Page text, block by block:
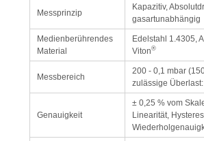
Messprinzip
Kapazitiv,
gasartunabhängig
Medienberührendes
Material
Edelstahl 1.4305,
Viton®
Messbereich
200 - 0,1 mbar
zulässige
Genauigkeit
± 0,25 % vom
Linearität,